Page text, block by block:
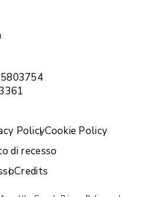
PolicyCookie Policy
di recesso
Credits